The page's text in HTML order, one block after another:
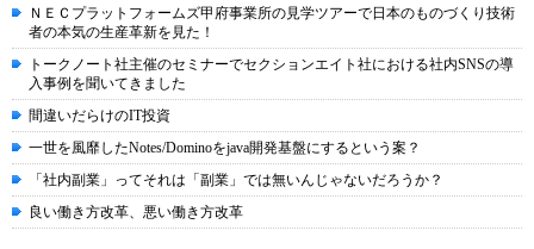
ＮＥＣプラットフォームズ甲府事業所の見学ツアーで日本のものづくり技術
者の本気の生産革新を見た！
トークノート社主催のセミナーでセクションエイト社における社内SNSの導
入事例を聞いてきました
間違いだらけのIT投資
一世を風靡したNotes/Dominoをjava開発基盤にするという案？
「社内副業」ってそれは「副業」では無いんじゃないだろうか？
良い働き方改革、悪い働き方改革